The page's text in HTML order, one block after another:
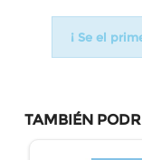
¡ Se el
TAMBIÉN